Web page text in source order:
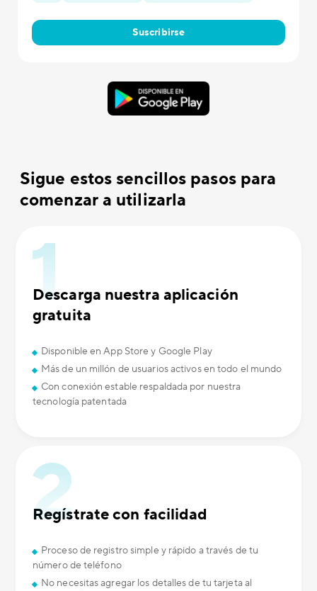
Suscribirse
Sigue estos sencillos pasos para
comenzar a utilizarla
Descarga nuestra aplicación
gratuita
Disponible en App Store y Google Play
Más de un millón de usuarios activos en todo el mundo
Con conexión estable respaldada por nuestra
tecnología patentada
Regístrate con facilidad
Proceso de registro simple y rápido a través de tu
número de teléfono
No necesitas agregar los detalles de tu tarjeta al